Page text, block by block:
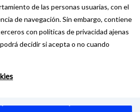
de las personas usuarias, con el
de navegación. Sin embargo, contiene
con políticas de privacidad ajenas
decidir si acepta o no cuando